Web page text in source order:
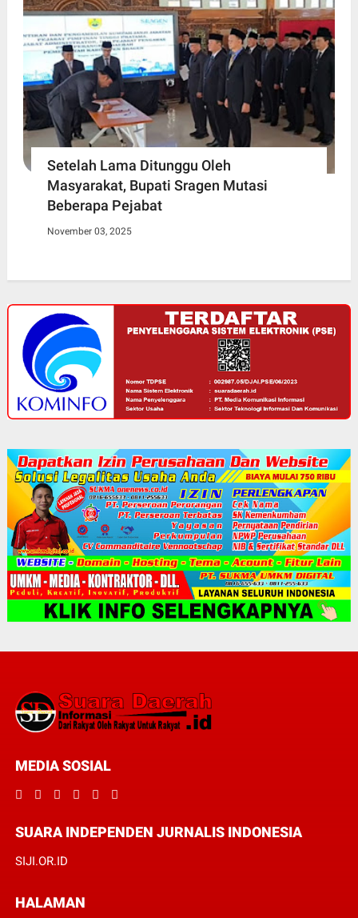
Setelah Lama Ditunggu Oleh
Masyarakat, Bupati Sragen Mutasi
Beberapa Pejabat
November 03, 2025
MEDIA SOSIAL
SUARA INDEPENDEN JURNALIS INDONESIA
SIJI.OR.ID
HALAMAN